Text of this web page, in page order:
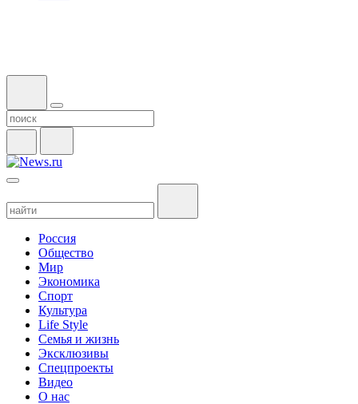
Россия
Общество
Мир
Экономика
Спорт
Культура
Life Style
Семья и жизнь
Эксклюзивы
Спецпроекты
Видео
О нас